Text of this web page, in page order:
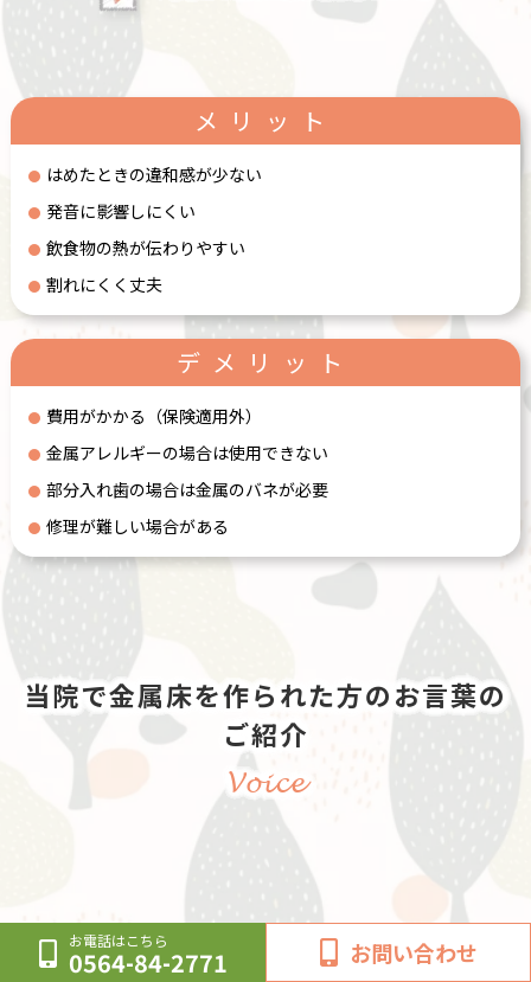
お電話はこちら
0564-84-2771 お問い合わせ
メリット
はめたときの違和感が少ない
発音に影響しにくい
飲食物の熱が伝わりやすい
割れにくく丈夫
デメリット
費用がかかる（保険適用外）
金属アレルギーの場合は使用できない
部分入れ歯の場合は金属のバネが必要
修理が難しい場合がある
当院で金属床を作られた方のお言葉の
ご紹介
Voice